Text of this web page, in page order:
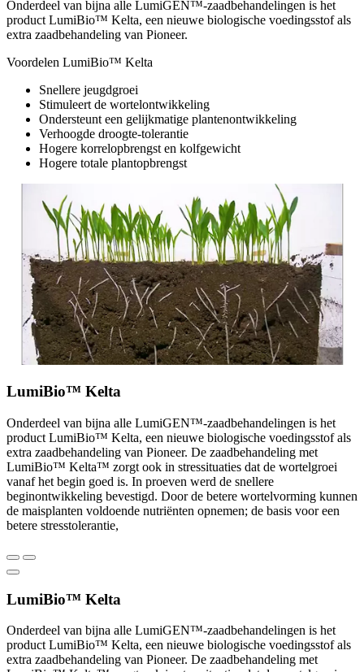
Onderdeel van bijna alle LumiGEN™-zaadbehandelingen is het
product LumiBio™ Kelta, een nieuwe biologische voedingsstof als
extra zaadbehandeling van Pioneer.
Voordelen LumiBio™ Kelta
Snellere jeugdgroei
Stimuleert de wortelontwikkeling
Ondersteunt een gelijkmatige plantenontwikkeling
Verhoogde droogte-tolerantie
Hogere korrelopbrengst en kolfgewicht
Hogere totale plantopbrengst
LumiBio™ Kelta
Onderdeel van bijna alle LumiGEN™-zaadbehandelingen is het
product LumiBio™ Kelta, een nieuwe biologische voedingsstof als
extra zaadbehandeling van Pioneer. De zaadbehandeling met
LumiBio™ Kelta™ zorgt ook in stressituaties dat de wortelgroei
vanaf het begin goed is. In proeven werd de snellere
beginontwikkeling bevestigd. Door de betere wortelvorming kunnen
de maisplanten voldoende nutriënten opnemen; de basis voor een
betere stresstolerantie,
LumiBio™ Kelta
Onderdeel van bijna alle LumiGEN™-zaadbehandelingen is het
product LumiBio™ Kelta, een nieuwe biologische voedingsstof als
extra zaadbehandeling van Pioneer. De zaadbehandeling met